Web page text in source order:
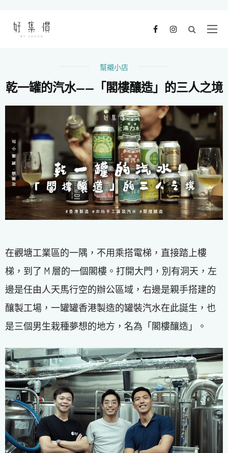
幫襯小店
乾一罐的汽水——「閣樓釀造」的三人之境
在觀塘工業區的一隅，不用乘搭電梯，直接踏上樓
梯，到了 M 層的一個閣樓。打開大門，別有洞天，左
邊是任由人天馬行空的辦公區域，右邊是親手搭建的
釀製工場，一罐罐香港製造的罐裝汽水在此誕生，也
是三個男生栽種夢想的地方，名為「閣樓釀造」。